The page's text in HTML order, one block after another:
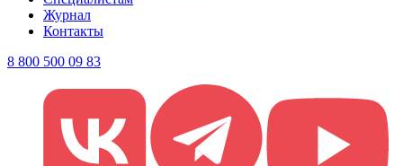
Журнал
Контакты
8 800 500 09 83